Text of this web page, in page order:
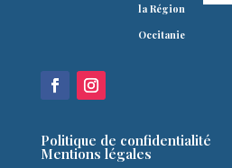
la Région
Occitanie
Politique de confidentialité
Mentions légales